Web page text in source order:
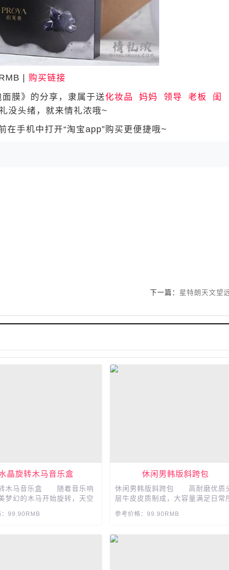
| 购买链接
膜》的分享，隶属于送化妆品 妈妈 领导 老板
闺
没头绪，就来情礼浓哦~
在手机中打开“淘宝app”购买更便捷哦~
下一篇： 星特朗天文望
晶旋转木马音乐盒
木马音乐盒 随着音乐响
梦幻的木马开始旋转，天空
选，独特的拉丝彩灯美轮美
漫情物，梦幻、不只有七彩
：99.90RMB
休闲男韩版斜跨包
休闲男韩版斜跨包 高耐磨优质
层牛皮皮质制成，大容量满足日常
歌。多层结构，简而有范。安全防
你的财物。...
参考价格：99.90RMB